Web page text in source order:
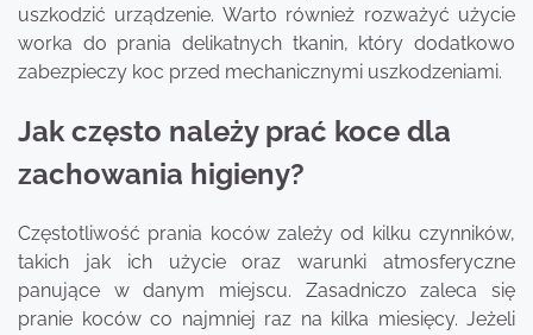
uszkodzić urządzenie. Warto również rozważyć użycie
worka do prania delikatnych tkanin, który dodatkowo
zabezpieczy koc przed mechanicznymi uszkodzeniami.
Jak często należy prać koce dla
zachowania higieny?
Częstotliwość prania koców zależy od kilku czynników,
takich jak ich użycie oraz warunki atmosferyczne
panujące w danym miejscu. Zasadniczo zaleca się
pranie koców co najmniej raz na kilka miesięcy. Jeżeli